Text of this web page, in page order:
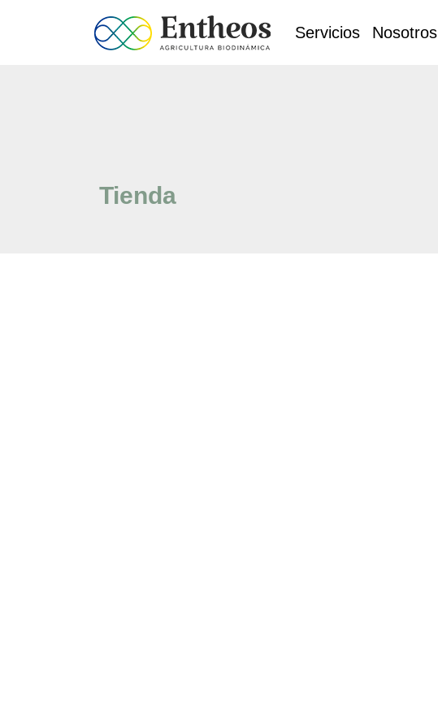
Servicios Nosotros
Tienda